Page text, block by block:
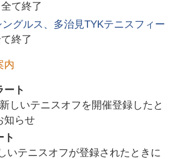
全て終了
ングルス、多治見TYKテニスフィー
終了
内
ート
新しいテニスオフを開催登録したと
知らせ
ト
いテニスオフが登録されたときに